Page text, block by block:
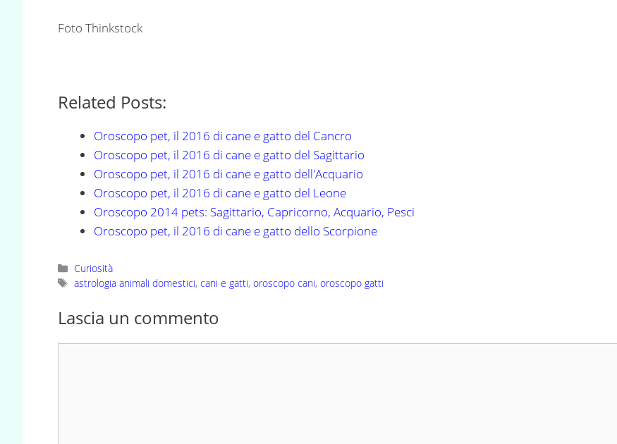
Foto Thinkstock
Related Posts:
Oroscopo pet, il 2016 di cane e gatto del Cancro
Oroscopo pet, il 2016 di cane e gatto del Sagittario
Oroscopo pet, il 2016 di cane e gatto dell'Acquario
Oroscopo pet, il 2016 di cane e gatto del Leone
Oroscopo 2014 pets: Sagittario, Capricorno, Acquario, Pesci
Oroscopo pet, il 2016 di cane e gatto dello Scorpione
Categorie
Curiosità
Tag
astrologia animali domestici,cani e gatti,oroscopo cani,oroscopo gatti
Lascia un commento